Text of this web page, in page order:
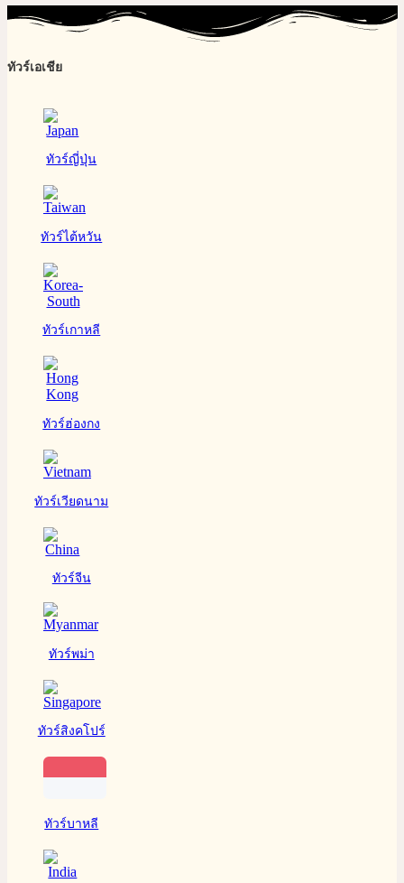
ทัวร์เอเชีย
ทัวร์ญี่ปุ่น
ทัวร์ไต้หวัน
ทัวร์เกาหลี
ทัวร์ฮ่องกง
ทัวร์เวียดนาม
ทัวร์จีน
ทัวร์พม่า
ทัวร์สิงคโปร์
ทัวร์บาหลี